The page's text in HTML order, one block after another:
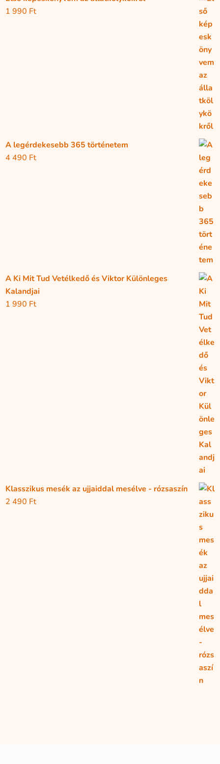
1 990 Ft
A legérdekesebb 365 történetem
4 490 Ft
A Ki Mit Tud Vetélkedő és Viktor Különleges
Kalandjai
1 990 Ft
Klasszikus mesék az ujjaiddal mesélve - rózsaszín
2 490 Ft